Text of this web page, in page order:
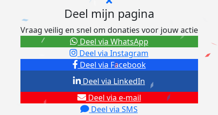
Deel mijn pagina
Vraag veilig en snel om donaties voor jouw actie
Deel via Facebook
Deel via Instagram
Deel via e-mail
Deel via SMS
Deel via LinkedIn
Deel via WhatsApp